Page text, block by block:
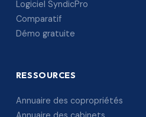
Logiciel SyndicPro
Comparatif
Démo gratuite
RESSOURCES
Annuaire des copropriétés